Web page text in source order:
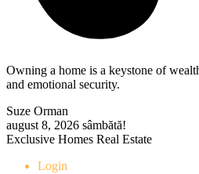
Owning a home is a keystone of
and emotional security.
Suze Orman
august 8, 2026 sâmbătă!
Exclusive Homes Real Estate
Login